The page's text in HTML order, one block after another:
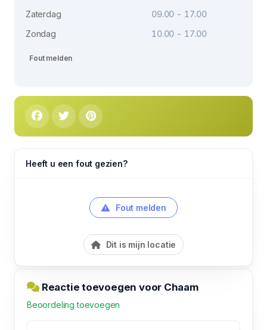
Zaterdag
09.00 - 17.00
Zondag
10.00 - 17.00
Fout melden
Heeft u een fout gezien?
Fout melden
Dit is mijn locatie
Reactie toevoegen voor Chaam
Beoordeling toevoegen